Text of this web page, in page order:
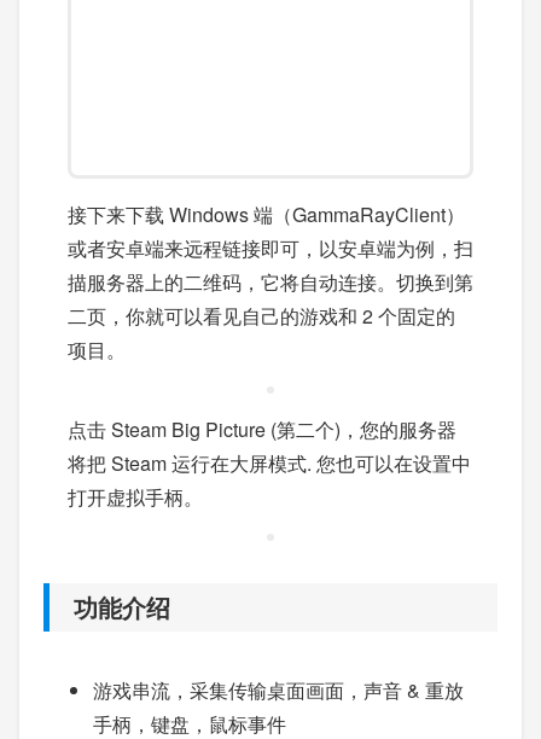
接下来下载 Windows 端（GammaRayClient）
或者安卓端来远程链接即可，以安卓端为例，扫
描服务器上的二维码，它将自动连接。切换到第
二页，你就可以看见自己的游戏和 2 个固定的
项目。
点击 Steam Big Picture (第二个)，您的服务器
将把 Steam 运行在大屏模式. 您也可以在设置中
打开虚拟手柄。
功能介绍
游戏串流，采集传输桌面画面，声音 & 重放
手柄，键盘，鼠标事件